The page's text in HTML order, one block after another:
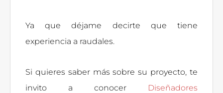
Ya que déjame decirte que tiene
experiencia a raudales.
Si quieres saber más sobre su proyecto, te
invito a conocer Diseñadores